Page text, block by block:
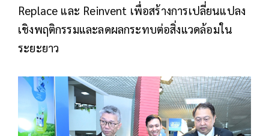
Replace และ Reinvent เพื่อสร้างการเปลี่ยนแปลง
เชิงพฤติกรรมและลดผลกระทบต่อสิ่งแวดล้อมใน
ระยะยาว